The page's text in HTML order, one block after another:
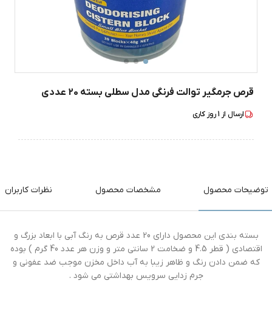
قرص جرمگیر توالت فرنگی مدل سطلی بسته 20 عددی
ارسال از 1روز کاری
توضیحات محصول مشخصات محصول نظرات کاربران
بسته بندی این محصول دارای 20 عدد قرص به رنگ آبی با ابعاد بزرگ و
اقتصادی ( قطر 4.5 و ضخامت 2 سانتی متر و وزن هر عدد 40 گرم ) بوده
که ضمن دادن رنگ و ظاهر زیبا به آب داخل مخزن موجب ضد عفونی و
جرم زدایی سرویس بهداشتی می شود .